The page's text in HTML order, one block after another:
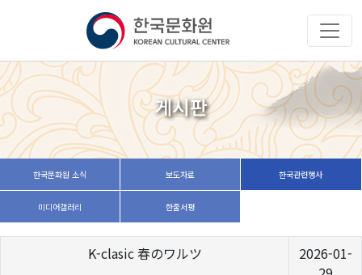
게시판
한국문화원 소식 보도자료 한국관련행사
미디어갤러리 한줄서평
K-clasic 春のワルツ
2026-01-